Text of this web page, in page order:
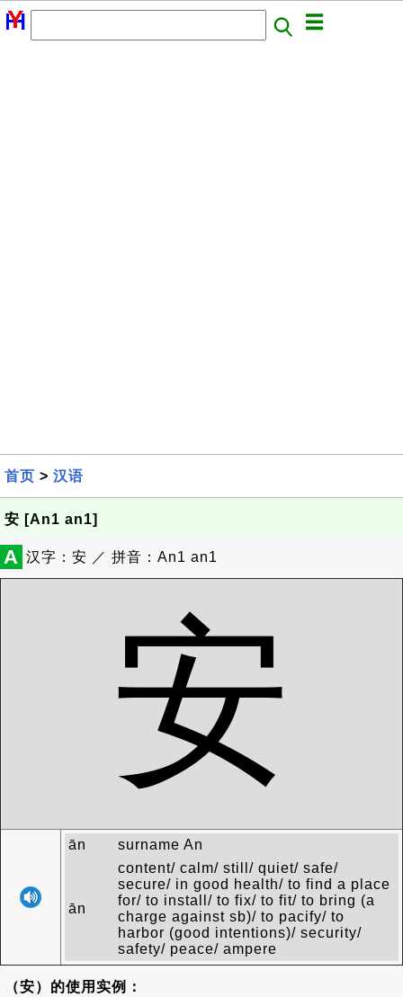
首页 > 汉语
安 [An1 an1]
A 汉字：安 ／ 拼音：An1 an1
安
ān surname An
ān
content/ calm/ still/ quiet/ safe/
secure/ in good health/ to find a place
for/ to install/ to fix/ to fit/ to bring (a
charge against sb)/ to pacify/ to
harbor (good intentions)/ security/
safety/ peace/ ampere
（安）的使用实例：